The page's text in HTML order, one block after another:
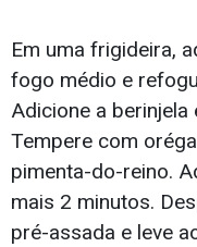
Em uma frigideira,
fogo médio e
Adicione a
Tempere com
pimenta-do-reino.
mais 2 minutos.
pré-assada e leve